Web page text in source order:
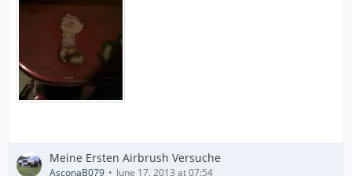
Meine Ersten Airbrush Versuche
AsconaB079 June 17, 2013 at 07:54